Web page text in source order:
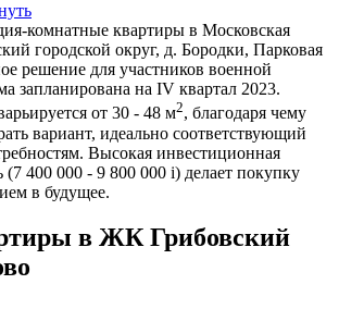
комнатные квартиры в Московская
городской округ, д. Бородки, Парковая
решение для участников военной
запланирована на IV квартал 2023.
от 30 - 48 м2, благодаря чему
вариант, идеально соответствующий
Высокая инвестиционная
(7 400 000 - 9 800 000 i) делает покупку
в будущее.
в ЖК Грибовский